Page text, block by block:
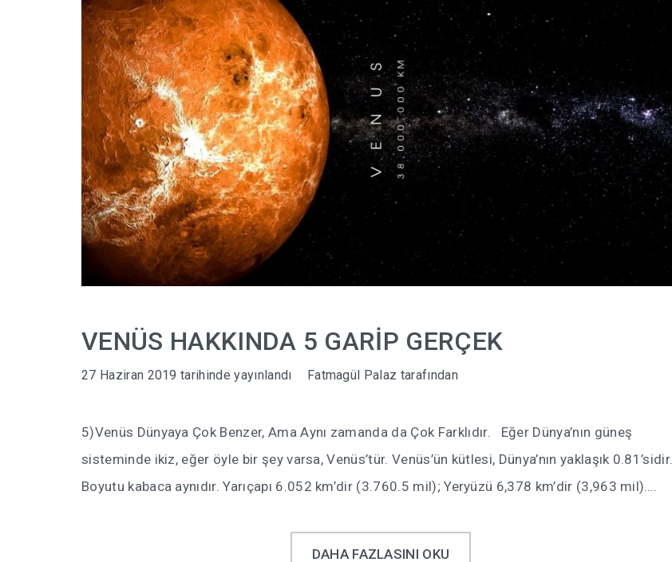
VENÜS HAKKINDA 5 GARİP GERÇEK
27 Haziran 2019 tarihinde yayınlandı Fatmagül Palaz tarafından
5)Venüs Dünyaya Çok Benzer, Ama Aynı zamanda da Çok Farklıdır. Eğer Dünya’nın güneş
sisteminde ikiz, eğer öyle bir şey varsa, Venüs’tür. Venüs’ün kütlesi, Dünya’nın yaklaşık 0.81’sidir.
Boyutu kabaca aynıdır. Yarıçapı 6.052 km’dir (3.760.5 mil); Yeryüzü 6,378 km’dir (3,963 mil)….
DAHA FAZLASINI OKU